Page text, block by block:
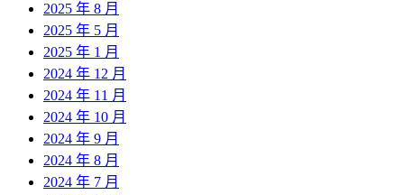
2025 年 8 月
2025 年 5 月
2025 年 1 月
2024 年 12 月
2024 年 11 月
2024 年 10 月
2024 年 9 月
2024 年 8 月
2024 年 7 月